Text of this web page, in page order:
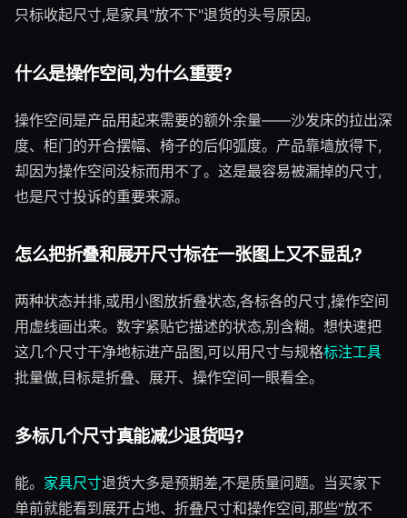
只标收起尺寸,是家具"放不下"退货的头号原因。
什么是操作空间,为什么重要?
操作空间是产品用起来需要的额外余量——沙发床的拉出深
度、柜门的开合摆幅、椅子的后仰弧度。产品靠墙放得下,
却因为操作空间没标而用不了。这是最容易被漏掉的尺寸,
也是尺寸投诉的重要来源。
怎么把折叠和展开尺寸标在一张图上又不显乱?
两种状态并排,或用小图放折叠状态,各标各的尺寸,操作空间
用虚线画出来。数字紧贴它描述的状态,别含糊。想快速把
这几个尺寸干净地标进产品图,可以用尺寸与规格标注工具
批量做,目标是折叠、展开、操作空间一眼看全。
多标几个尺寸真能减少退货吗?
能。 家具尺寸退货大多是预期差,不是质量问题。当买家下
单前就能看到展开占地、折叠尺寸和操作空间,那些"放不